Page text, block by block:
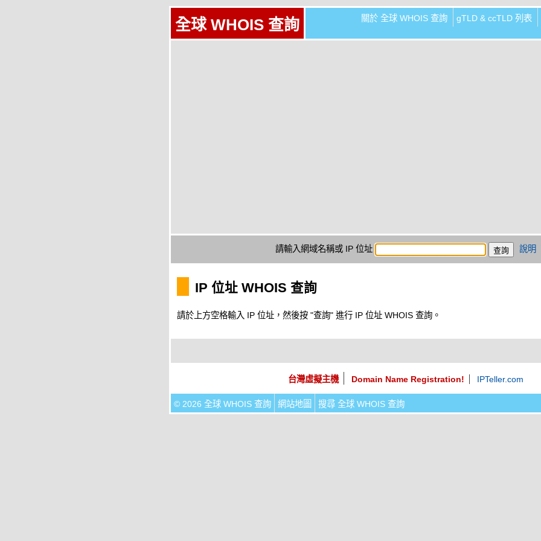
全球 WHOIS 查詢 關於 全球 WHOIS 查詢 gTLD & ccTLD 列表
請輸入網域名稱或 IP 位址 說明
IP 位址 WHOIS 查詢
請於上方空格輸入 IP 位址，然後按 "查詢" 進行 IP 位址 WHOIS 查詢。
台灣虛擬主機 Domain Name Registration! IPTeller.com
© 2026 全球 WHOIS 查詢 網站地圖 搜尋 全球 WHOIS 查詢